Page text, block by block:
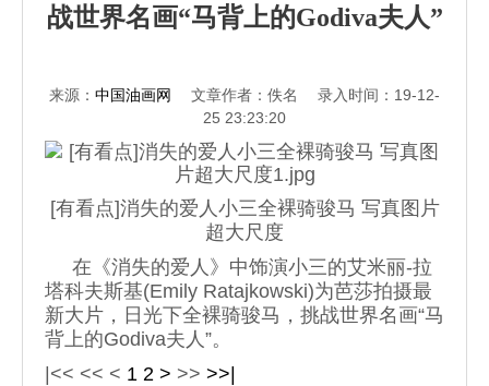
战世界名画“马背上的Godiva夫人”
来源： 中国油画网 文章作者：佚名 录入时间：19-12-
25 23:23:20
[有看点]消失的爱人小三全裸骑骏马 写真图片
超大尺度
在《消失的爱人》中饰演小三的艾米丽-拉
塔科夫斯基(Emily Ratajkowski)为芭莎拍摄最
新大片，日光下全裸骑骏马，挑战世界名画“马
背上的Godiva夫人”。
|<< << < 1 2 > >> >>|